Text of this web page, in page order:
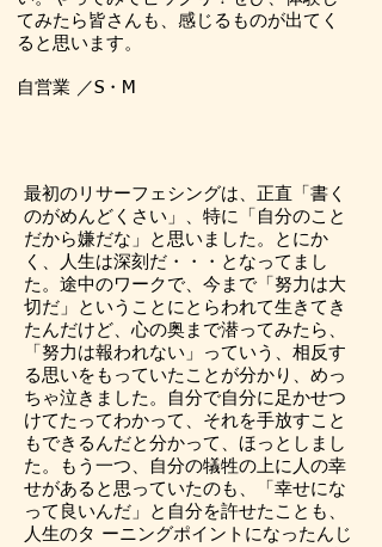
てみたら皆さんも、感じるものが出てく
ると思います。
自営業 ／S・M
最初のリサーフェシングは、正直「書く
のがめんどくさい」、特に「自分のこと
だから嫌だな」と思いました。とにか
く、人生は深刻だ・・・となってまし
た。途中のワークで、今まで「努力は大
切だ」ということにとらわれて生きてき
たんだけど、心の奥まで潜ってみたら、
「努力は報われない」っていう、相反す
る思いをもっていたことが分かり、めっ
ちゃ泣きました。自分で自分に足かせつ
けてたってわかって、それを手放すこと
もできるんだと分かって、ほっとしまし
た。もう一つ、自分の犠牲の上に人の幸
せがあると思っていたのも、「幸せにな
って良いんだ」と自分を許せたことも、
人生のタ ーニングポイントになったんじ